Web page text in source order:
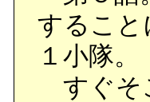
すること
１小隊。
すぐそ